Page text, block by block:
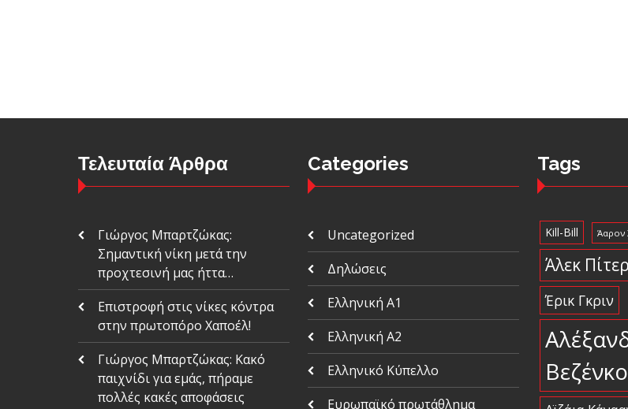
Τελευταία Άρθρα
Γιώργος Μπαρτζώκας:
Σημαντική νίκη μετά την
προχτεσινή μας ήττα…
Επιστροφή στις νίκες κόντρα
στην πρωτοπόρο Χαποέλ!
Γιώργος Μπαρτζώκας: Κακό
παιχνίδι για εμάς, πήραμε
πολλές κακές αποφάσεις
Categories
Uncategorized
Δηλώσεις
Ελληνική Α1
Ελληνική Α2
Ελληνικό Κύπελλο
Ευρωπαϊκό πρωτάθλημα
Tags
Kill-Bill Άαρον
Άλεκ
Έρικ Γκριν